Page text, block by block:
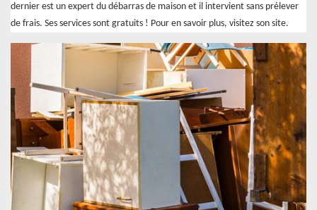
dernier est un expert du débarras de maison et il intervient sans prélever
de frais. Ses services sont gratuits ! Pour en savoir plus, visitez son site.